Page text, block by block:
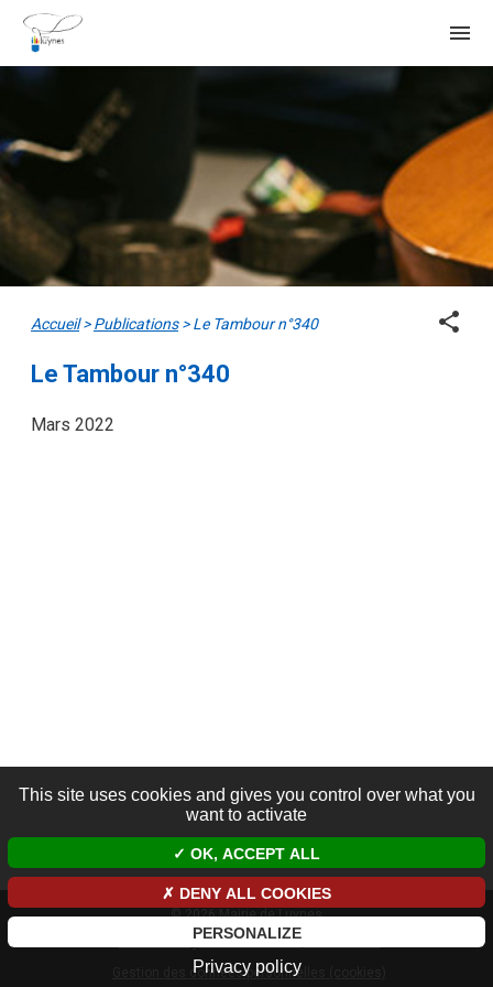
menu
Accueil>Publications>Le Tambour n°340 share
Le Tambour n°340
Mars 2022
© 2026 Mairie de Luynes
Mentions légales et données personnelles
Gestion des données personnelles (cookies)
This site uses cookies and gives you control over what you
want to activate
OK, ACCEPT ALL
DENY ALL COOKIES
PERSONALIZE
Privacy policy